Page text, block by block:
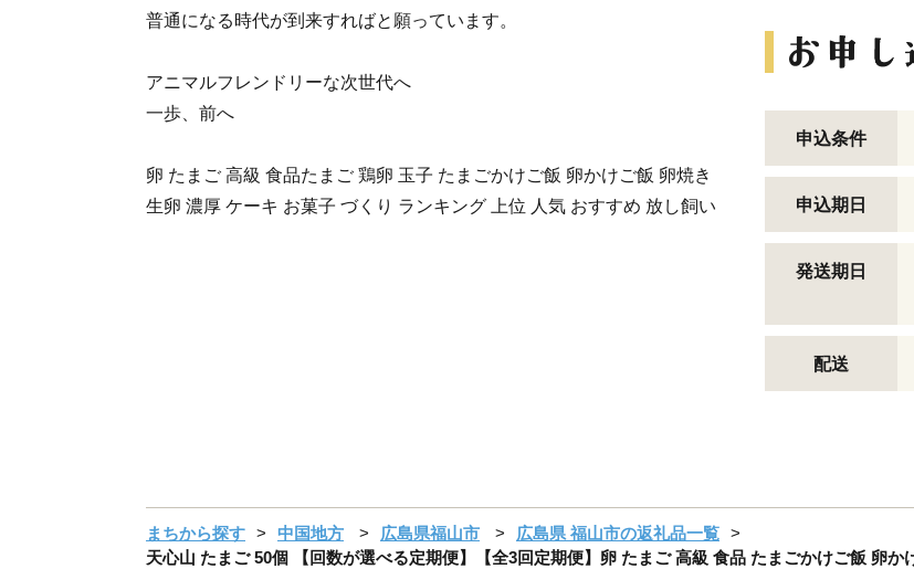
普通になる時代が到来すればと願っています。
アニマルフレンドリーな次世代へ
一歩、前へ
卵 たまご 高級 食品たまご 鶏卵 玉子 たまごかけご飯 卵かけご飯 卵焼き
生卵 濃厚 ケーキ お菓子 づくり ランキング 上位 人気 おすすめ 放し飼い
申込条件
申込期日
発送期日
配送
まちから探す 中国地方 広島県福山市
広島県 福山市の返礼品一覧
天心山 たまご 50個 【回数が選べる定期便】【全3回定期便】卵 たまご 高級 食品 たまごかけご飯 卵